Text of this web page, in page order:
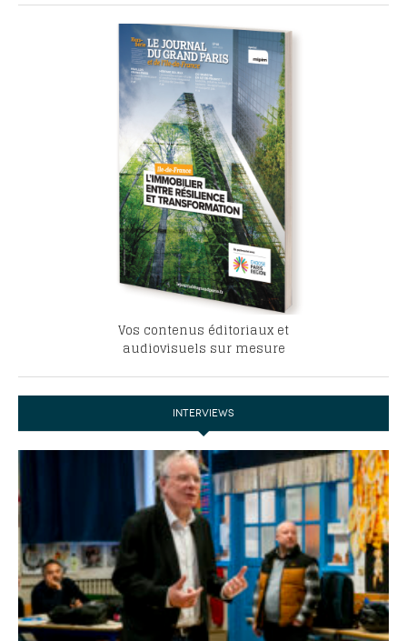
Vos contenus éditoriaux et
audiovisuels sur mesure
INTERVIEWS